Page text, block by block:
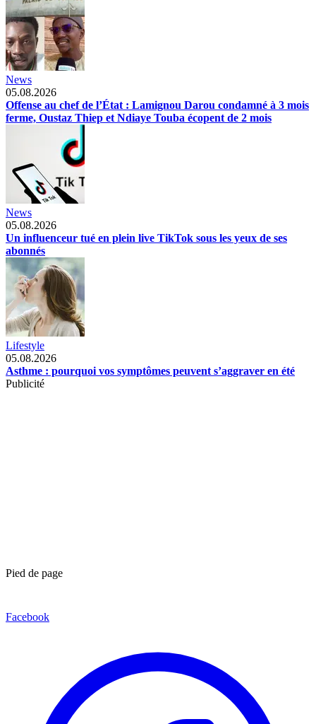
News
05.08.2026
Offense au chef de l’État : Lamignou Darou condamné à 3 mois
ferme, Oustaz Thiep et Ndiaye Touba écopent de 2 mois
News
05.08.2026
Un influenceur tué en plein live TikTok sous les yeux de ses
abonnés
Lifestyle
05.08.2026
Asthme : pourquoi vos symptômes peuvent s’aggraver en été
Publicité
Pied de page
Facebook